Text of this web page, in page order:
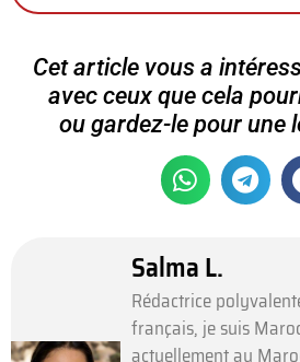
Cet article vous a
avec ceux que cela
ou gardez-le pour une
Salma L.
Rédactrice
français, je suis
actuellement au